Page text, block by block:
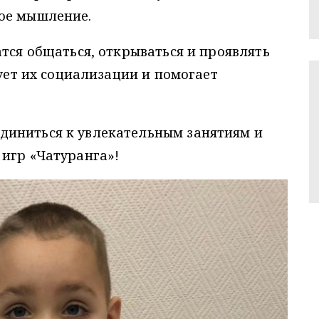
мышление.
общаться, открываться и проявлять
их социализации и помогает
к увлекательным занятиям и
«Чатуранга»!